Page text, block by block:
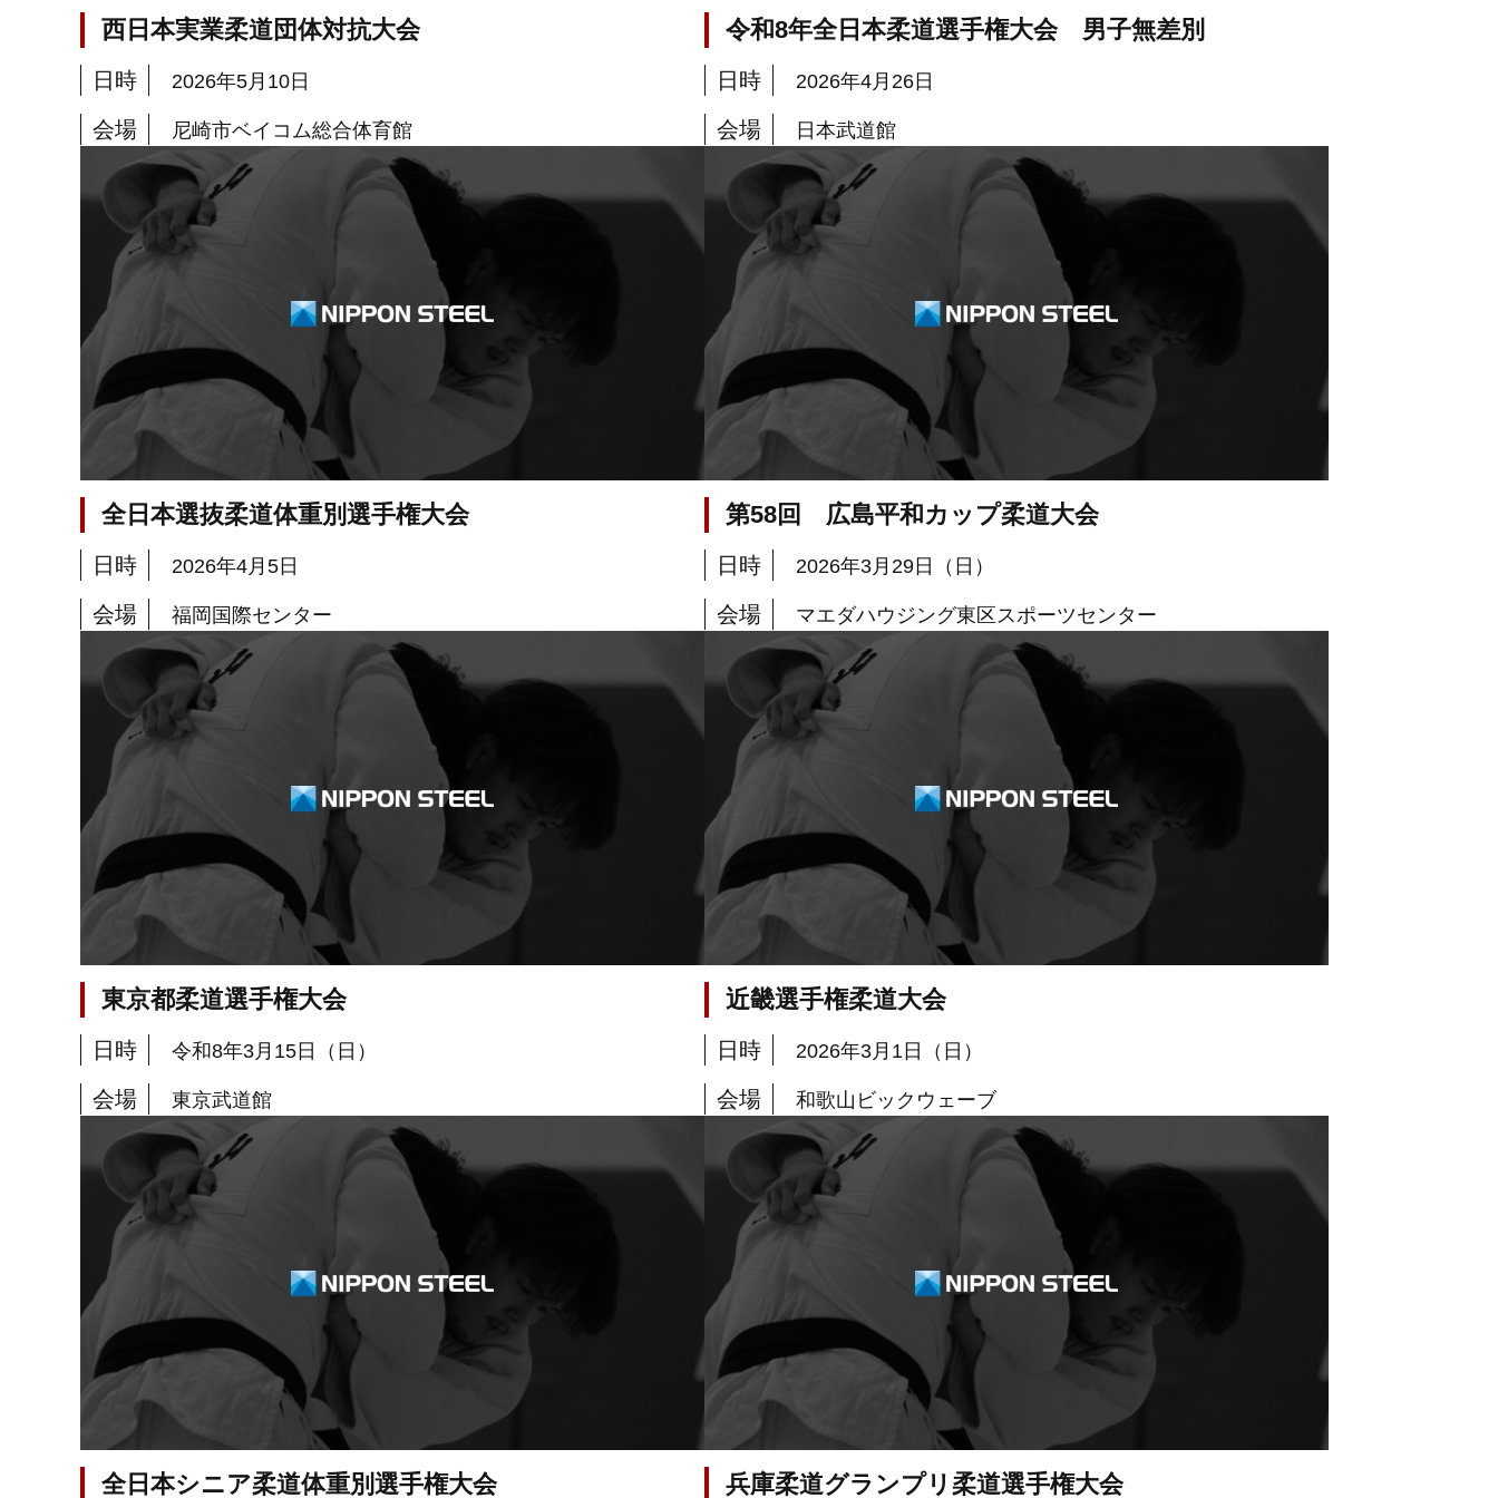
西日本実業柔道団体対抗大会
日時 2026年5月10日
会場 尼崎市ベイコム総合体育館
令和8年全日本柔道選手権大会 男子無差別
日時 2026年4月26日
会場 日本武道館
全日本選抜柔道体重別選手権大会
日時 2026年4月5日
会場 福岡国際センター
第58回 広島平和カップ柔道大会
日時 2026年3月29日（日）
会場 マエダハウジング東区スポーツセンター
東京都柔道選手権大会
日時 令和8年3月15日（日）
会場 東京武道館
近畿選手権柔道大会
日時 2026年3月1日（日）
会場 和歌山ビックウェーブ
全日本シニア柔道体重別選手権大会 兵庫柔道グランプリ柔道選手権大会